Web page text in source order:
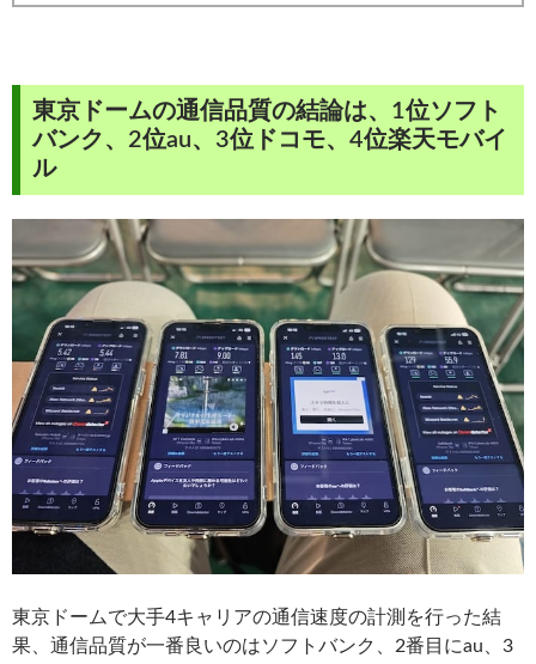
東京ドームの通信品質の結論は、1位ソフト
バンク、2位au、3位ドコモ、4位楽天モバイ
ル
東京ドームで大手4キャリアの通信速度の計測を行った結
果、通信品質が一番良いのはソフトバンク、2番目にau、3